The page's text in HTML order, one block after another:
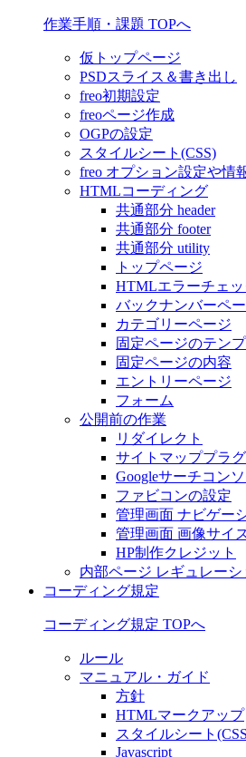
作業手順・課題 TOPへ
仮トップページ
PSDスライス＆書き出し
freo初期設定
freoページ作成
OGPの設定
スタイルシート(CSS)
freo オプション設定や情
HTMLコーディング
共通部分 header
共通部分 footer
共通部分 utility
トップページ
HTMLエラーチェッ
バックナンバーペ
カテゴリーページ
固定ページのテン
固定ページの内容
エントリーページ
フォーム
公開前の作業
リダイレクト
サイトマッププラ
Googleサーチコン
ファビコンの設定
管理画面 ナビゲー
管理画面 画像サイ
HP制作クレジット
内部ページ レギュレーシ
コーディング規定
コーディング規定 TOPへ
ルール
マニュアル・ガイド
方針
HTMLマークアップ
スタイルシート
Javascript